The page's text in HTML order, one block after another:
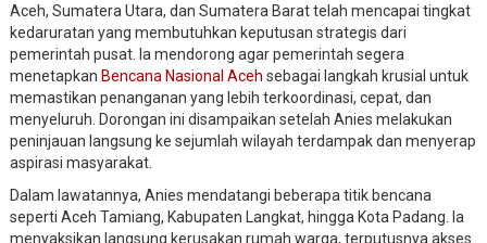
Aceh, Sumatera Utara, dan Sumatera Barat telah mencapai tingkat
kedaruratan yang membutuhkan keputusan strategis dari
pemerintah pusat. Ia mendorong agar pemerintah segera
menetapkan Bencana Nasional Aceh sebagai langkah krusial untuk
memastikan penanganan yang lebih terkoordinasi, cepat, dan
menyeluruh. Dorongan ini disampaikan setelah Anies melakukan
peninjauan langsung ke sejumlah wilayah terdampak dan menyerap
aspirasi masyarakat.
Dalam lawatannya, Anies mendatangi beberapa titik bencana
seperti Aceh Tamiang, Kabupaten Langkat, hingga Kota Padang. Ia
menyaksikan langsung kerusakan rumah warga, terputusnya akses